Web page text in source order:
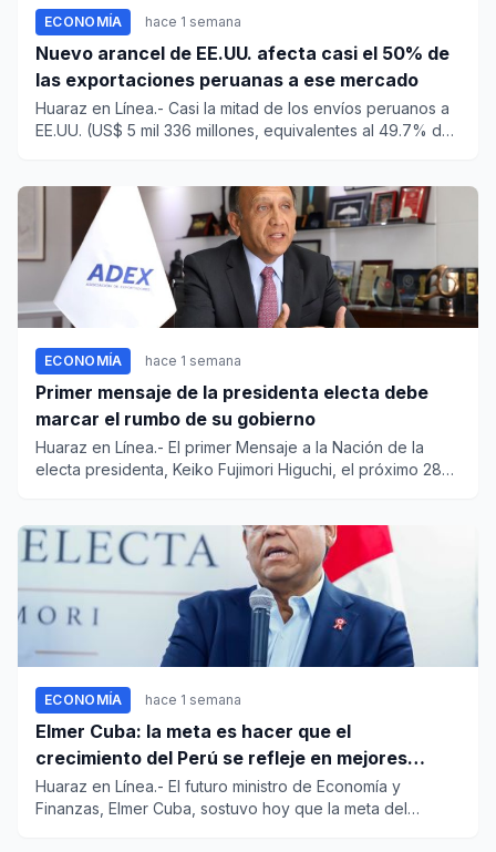
ECONOMÍA hace 1 semana
Nuevo arancel de EE.UU. afecta casi el 50% de
las exportaciones peruanas a ese mercado
Huaraz en Línea.- Casi la mitad de los envíos peruanos a
EE.UU. (US$ 5 mil 336 millones, equivalentes al 49.7% del
ECONOMÍA hace 1 semana
Primer mensaje de la presidenta electa debe
marcar el rumbo de su gobierno
Huaraz en Línea.- El primer Mensaje a la Nación de la
electa presidenta, Keiko Fujimori Higuchi, el próximo 28
ECONOMÍA hace 1 semana
Elmer Cuba: la meta es hacer que el
crecimiento del Perú se refleje en mejores
empleos
Huaraz en Línea.- El futuro ministro de Economía y
Finanzas, Elmer Cuba, sostuvo hoy que la meta del